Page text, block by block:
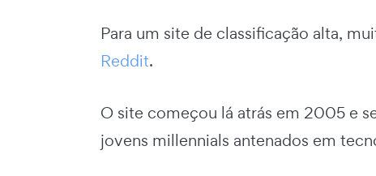
Para um site de classificação alta,
Reddit.
O site começou lá atrás em 2005 e
jovens millennials antenados em